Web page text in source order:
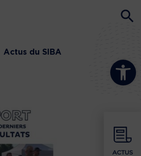
Ouvrir la
ACTUS
Actus du SIBA